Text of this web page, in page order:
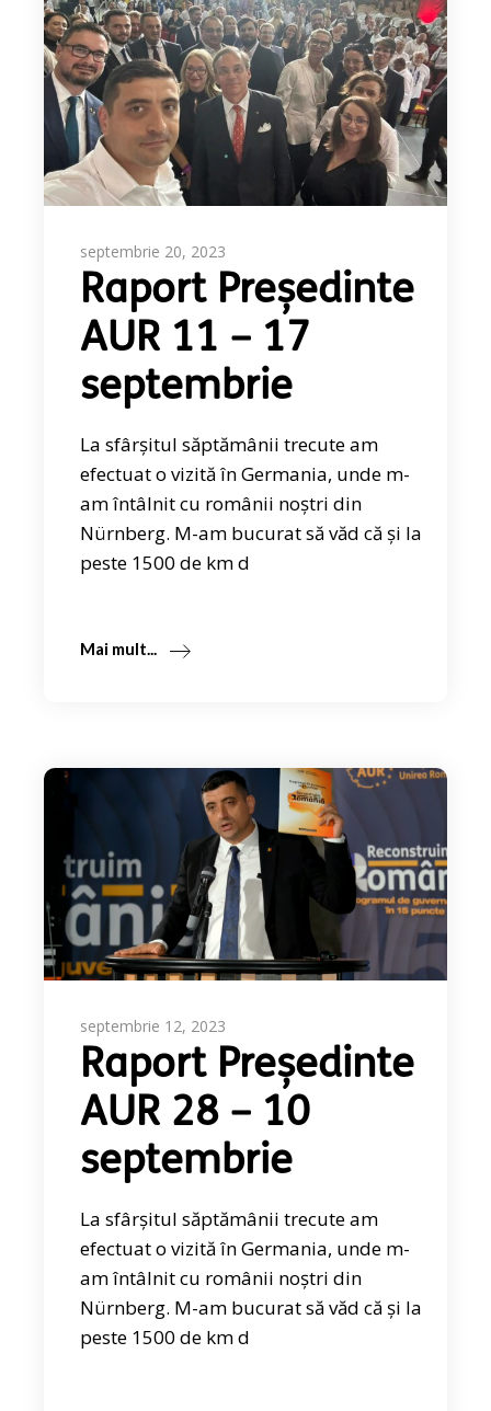
septembrie 20, 2023
Raport Președinte
AUR 11 – 17
septembrie
La sfârșitul săptămânii trecute am
efectuat o vizită în Germania, unde m-
am întâlnit cu românii noștri din
Nürnberg. M-am bucurat să văd că și la
peste 1500 de km d
Mai mult...
septembrie 12, 2023
Raport Președinte
AUR 28 – 10
septembrie
La sfârșitul săptămânii trecute am
efectuat o vizită în Germania, unde m-
am întâlnit cu românii noștri din
Nürnberg. M-am bucurat să văd că și la
peste 1500 de km d